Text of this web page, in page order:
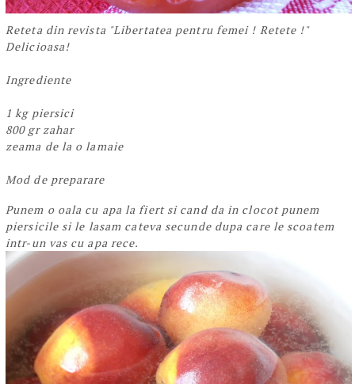
Reteta din revista "Libertatea pentru femei ! Retete !"
Delicioasa!
Ingrediente
1 kg piersici
800 gr zahar
zeama de la o lamaie
Mod de preparare
Punem o oala cu apa la fiert si cand da in clocot punem
piersicile si le lasam cateva secunde dupa care le scoatem
intr-un vas cu apa rece.